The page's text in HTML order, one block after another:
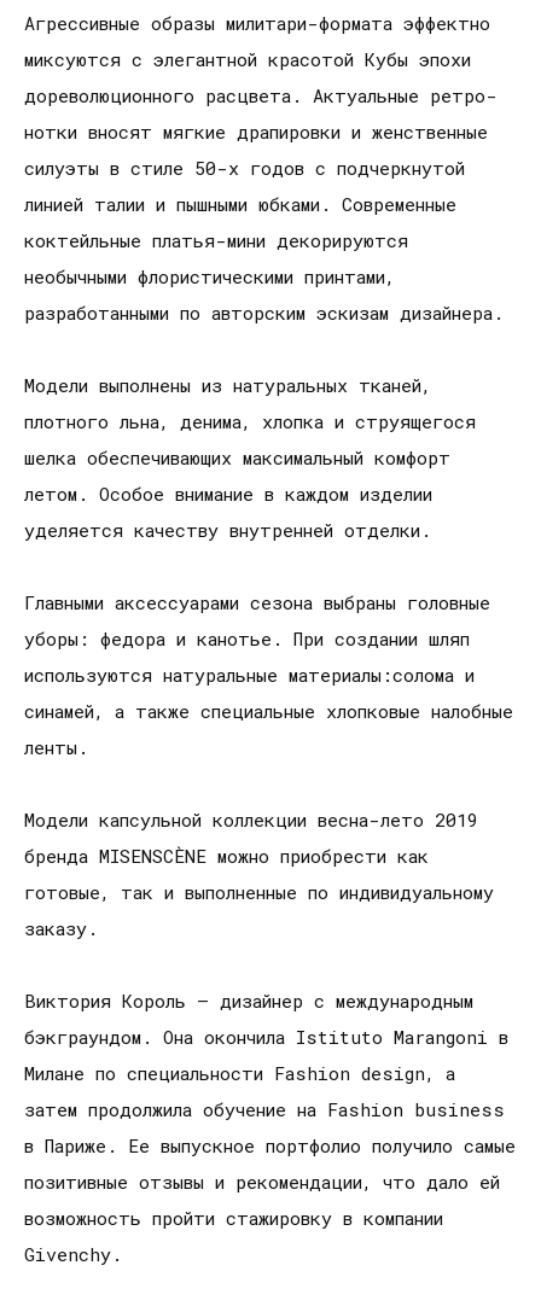
Агрессивные образы милитари-формата эффектно
миксуются с элегантной красотой Кубы эпохи
дореволюционного расцвета. Актуальные ретро-
нотки вносят мягкие драпировки и женственные
силуэты в стиле 50-х годов с подчеркнутой
линией талии и пышными юбками. Современные
коктейльные платья-мини декорируются
необычными флористическими принтами,
разработанными по авторским эскизам дизайнера.
Модели выполнены из натуральных тканей,
плотного льна, денима, хлопка и струящегося
шелка обеспечивающих максимальный комфорт
летом. Особое внимание в каждом изделии
уделяется качеству внутренней отделки.
Главными аксессуарами сезона выбраны головные
уборы: федора и канотье. При создании шляп
используются натуральные материалы:солома и
синамей, а также специальные хлопковые налобные
ленты.
Модели капсульной коллекции весна-лето 2019
бренда MISENSCÈNE можно приобрести как
готовые, так и выполненные по индивидуальному
заказу.
Виктория Король – дизайнер с международным
бэкграундом. Она окончила Istituto Marangoni в
Милане по специальности Fashion design, а
затем продолжила обучение на Fashion business
в Париже. Ее выпускное портфолио получило самые
позитивные отзывы и рекомендации, что дало ей
возможность пройти стажировку в компании
Givenchy.